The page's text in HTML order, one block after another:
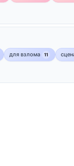
для взлома 11